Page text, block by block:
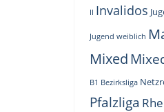
II Invalidos
Jugend weiblich
Mixed
B1 Bezirksliga
Pfalzliga